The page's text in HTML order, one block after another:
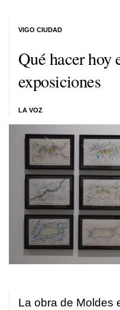
Qué hacer hoy
exposiciones
LA VOZ
VIGO CIUDAD
La obra de Moldes